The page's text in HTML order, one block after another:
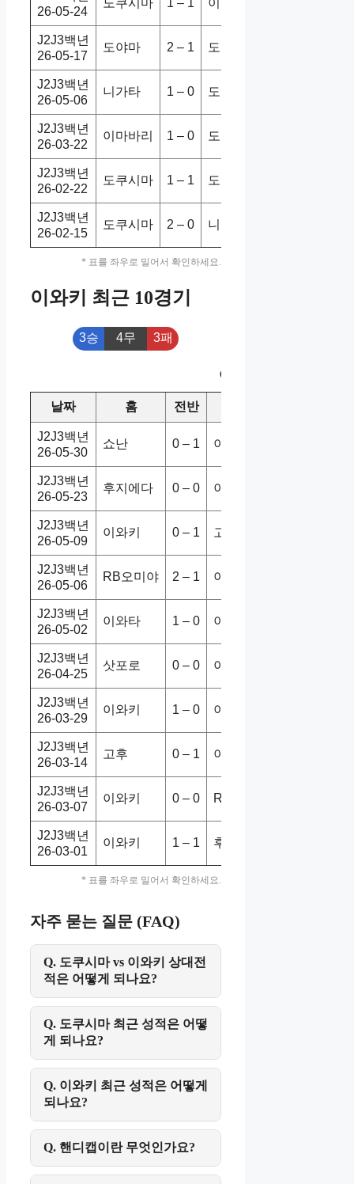
26-05-24
J2J3백년
26-05-17
도야마 2 – 1 도쿠시마
J2J3백년
26-05-06
니가타 1 – 0 도쿠시마
J2J3백년
26-03-22
이마바리 1 – 0 도쿠시마
J2J3백년
26-02-22
도쿠시마 1 – 1 도야마
J2J3백년
26-02-15
도쿠시마 2 – 0 니가타
* 표를 좌우로 밀어서 확인하세요.
이와키 최근 10경기
3승 4무 3패
이와키 최근 10경기
날짜 홈 전반
J2J3백년
26-05-30
쇼난 0 – 1 이와키
J2J3백년
26-05-23
후지에다 0 – 0 이와키
J2J3백년
26-05-09
이와키 0 – 1 고후
J2J3백년
26-05-06
RB오미야 2 – 1 이와키
J2J3백년
26-05-02
이와타 1 – 0 이와키
J2J3백년
26-04-25
삿포로 0 – 0 이와키
J2J3백년
26-03-29
이와키 1 – 0 이와타
J2J3백년
26-03-14
고후 0 – 1 이와키
J2J3백년
26-03-07
이와키 0 – 0 RB오미야
J2J3백년
26-03-01
이와키 1 – 1 후지에다
* 표를 좌우로 밀어서 확인하세요.
자주 묻는 질문 (FAQ)
Q. 도쿠시마 vs 이와키 상대전
적은 어떻게 되나요?
Q. 도쿠시마 최근 성적은 어떻
게 되나요?
Q. 이와키 최근 성적은 어떻게
되나요?
Q. 핸디캡이란 무엇인가요?